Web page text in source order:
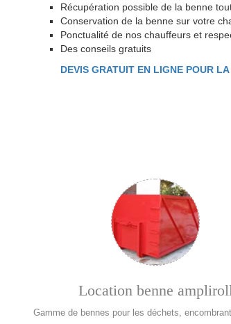
Récupération possible de la benne
Conservation de la benne sur votre
Ponctualité de nos chauffeurs et
Des conseils gratuits
DEVIS GRATUIT EN LIGNE POUR
Location benne
Gamme de bennes pour les déchets,